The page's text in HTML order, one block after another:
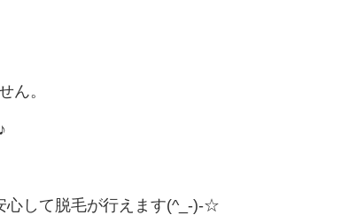
ん。
心して脱毛が行えます(^_-)-☆